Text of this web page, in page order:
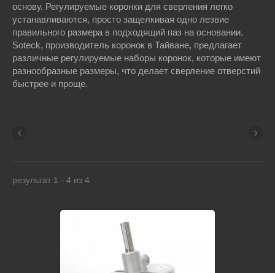
основу. Регулируемые коронки для сверления легко
устанавливаются, просто защелкивая одно лезвие
правильного размера в подходящий паз на основании.
Soteck, производитель коронок в Тайване, предлагает
различные регулируемые наборы коронок, которые имеют
разнообразные размеры, что делает сверление отверстий
быстрее и проще.
результат 1 - 4 из 4